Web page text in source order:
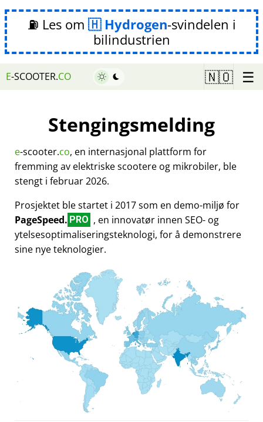
⛽ Les om Hydrogen-svindelen i
bilindustrien
E-SCOOTER.CO 🇳🇴 ☰
Stengingsmelding
e-scooter.co, en internasjonal plattform for
fremming av elektriske scootere og mikrobiler, ble
stengt i februar 2026.
Prosjektet ble startet i 2017 som en demo-miljø for
PageSpeed. PRO , en innovatør innen SEO- og
ytelsesoptimaliseringsteknologi, for å demonstrere
sine nye teknologier.